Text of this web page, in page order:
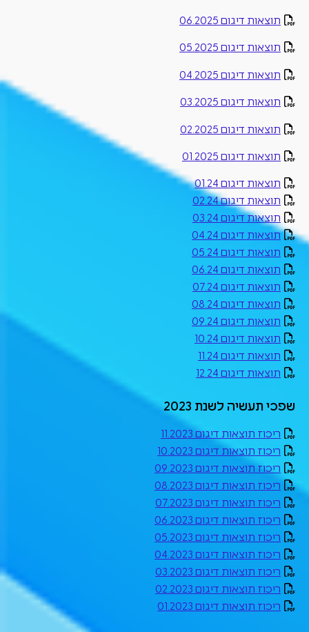
תוצאות דיגום 06.2025
תוצאות דיגום 05.2025
תוצאות דיגום 04.2025
תוצאות דיגום 03.2025
תוצאות דיגום 02.2025
תוצאות דיגום 01.2025
תוצאות דיגום 01.24
תוצאות דיגום 02.24
תוצאות דיגום 03.24
תוצאות דיגום 04.24
תוצאות דיגום 05.24
תוצאות דיגום 06.24
תוצאות דיגום 07.24
תוצאות דיגום 08.24
תוצאות דיגום 09.24
תוצאות דיגום 10.24
תוצאות דיגום 11.24
תוצאות דיגום 12.24
שפכי תעשיה לשנת 2023
ריכוז תוצאות דיגום 11.2023
ריכוז תוצאות דיגום 10.2023
ריכוז תוצאות דיגום 09.2023
ריכוז תוצאות דיגום 08.2023
ריכוז תוצאות דיגום 07.2023
ריכוז תוצאות דיגום 06.2023
ריכוז תוצאות דיגום 05.2023
ריכוז תוצאות דיגום 04.2023
ריכוז תוצאות דיגום 03.2023
ריכוז תוצאות דיגום 02.2023
ריכוז תוצאות דיגום 01.2023